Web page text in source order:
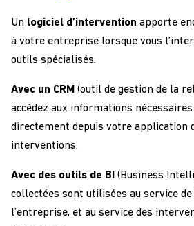
Un logiciel d’intervention apporte
à votre entreprise lorsque vous
outils spécialisés.
Avec un CRM (outil de gestion de la
accédez aux informations
directement depuis votre application
interventions.
Avec des outils de BI (Business
collectées sont utilisées au service
l’entreprise, et au service des